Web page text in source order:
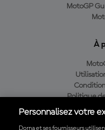
MotoGP
À
Politique
Personnalisez votre
Dorna et ses fournisseurs